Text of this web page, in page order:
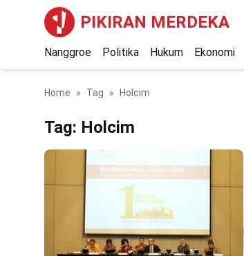
PIKIRAN MERDEKA
Nanggroe Politika Hukum Ekonomi
Home Tag Holcim
Tag: Holcim